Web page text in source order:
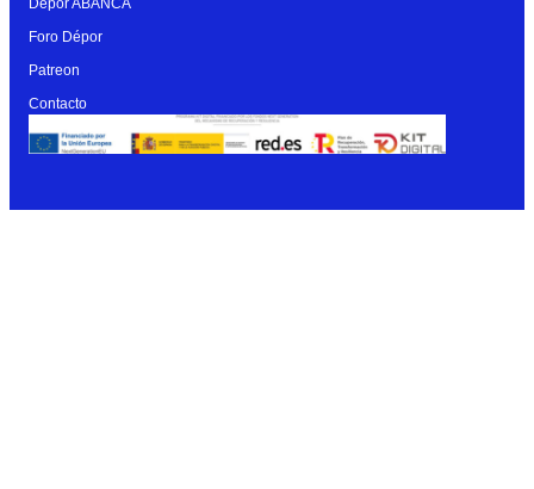
Dépor ABANCA
Foro Dépor
Patreon
Contacto